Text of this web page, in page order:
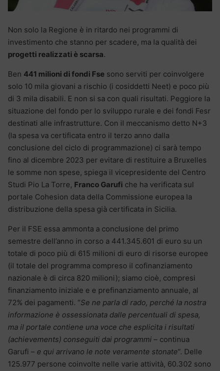
Non solo la Regione è in ritardo nei programmi di
investimento che stanno per scadere, ma la qualità dei
progetti realizzati è scarsa.
Ben 441 milioni di fondi Fse sono serviti per coinvolgere
solo 10 mila giovani a rischio (i cosiddetti Neet) e poco più
di 3 mila disabili. E non si sa con quali risultati. Peggiore la
situazione del fondo per lo sviluppo rurale e dei fondi Fesr
destinati alle infrastrutture. Con il meccanismo detto N+3
(la spesa va certificata entro il terzo anno dalla
conclusione del ciclo di programmazione) ci sarà tempo
fino al dicembre 2023 per evitare di restituire a Bruxelles
le somme non spese, spiega il vicepresidente del Centro
Studi Pio La Torre, Franco Garufi che ha verificata sul
portale Cohesion data della Commissione europea la
distribuzione della spesa già certificata in Sicilia.
Per il FSE essa ammonta a conclusione del primo
semestre dell’anno in corso a 441.345.601 di euro su un
totale di poco più di 615 milioni di euro di risorse europee
(il totale del programma compreso il cofinanziamento
nazionale è di circa 820 milioni); siamo cioè, compresi
finanziamento iniziale e e prefinanziamento annuale, al
72% dei pagamenti. “Se ne parla di rado, perché la nostra
informazione è ossessionata dalle percentuali di spesa,
ma il portale contiene una voce che esplicita i risultati
(achievements) conseguiti dai programmi – continua
Garufi – e qui arrivano le note veramente stonate“. Delle
125.977 persone coinvolte nelle varie attività, 60.302 sono